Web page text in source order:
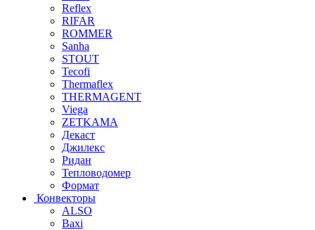
Reflex
RIFAR
ROMMER
Sanha
STOUT
Tecofi
Thermaflex
THERMAGENT
Viega
ZETKAMA
Декаст
Джилекс
Ридан
Тепловодомер
Формат
Конвекторы
ALSO
Baxi